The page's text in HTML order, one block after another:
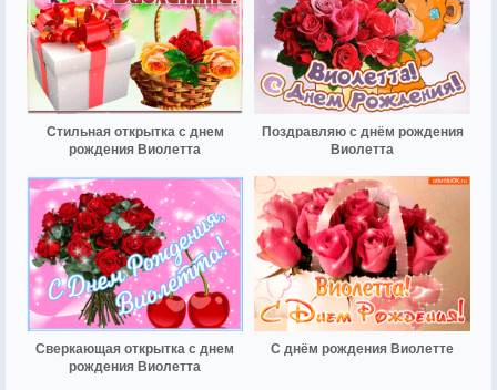
Стильная открытка с днем
рождения Виолетта
Поздравляю с днём рождения
Виолетта
Сверкающая открытка с днем
рождения Виолетта
С днём рождения Виолетте